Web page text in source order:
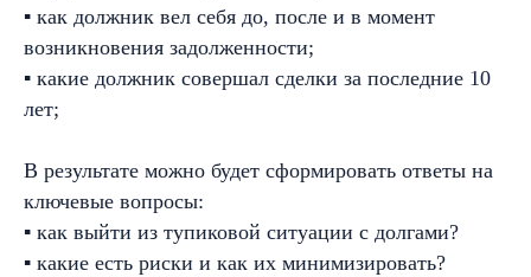
▪ как должник вел себя до, после и в момент
возникновения задолженности;
▪ какие должник совершал сделки за последние 10
лет;
В результате можно будет сформировать ответы на
ключевые вопросы:
▪ как выйти из тупиковой ситуации с долгами?
▪ какие есть риски и как их минимизировать?